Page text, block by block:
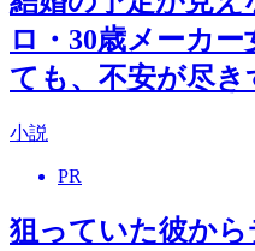
ロ・30歳メーカー
ても、不安が尽
小説
PR
狙っていた彼から